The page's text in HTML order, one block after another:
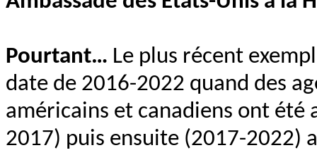
Pourtant… Le plus récent
date de 2016-2022 quand des
américains et canadiens ont été
2017) puis ensuite (2017-2022)